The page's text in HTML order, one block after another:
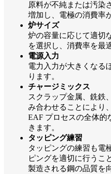
原料が不純または汚染
増加し、電極の消費率
炉サイズ
炉の容量に応じて適切
を選択し、消費率を最
電源入力
電力入力が大きくなる
ります。
チャージミックス
スクラップ金属、銑鉄
み合わせることにより
EAF プロセスの全体的
きます。
タッピング練習
タッピングの練習も電
ピングを適切に行うこ
製造される鋼の品質を